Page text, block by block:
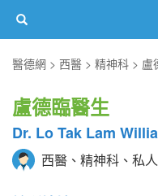
醫德網
西醫 精神科 盧
盧德臨醫生
Dr. Lo Tak Lam
西醫、精神科、私